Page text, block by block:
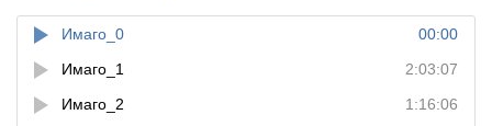
00:00
Имаго_0
2:03:07
Имаго_1
1:16:06
Имаго_2